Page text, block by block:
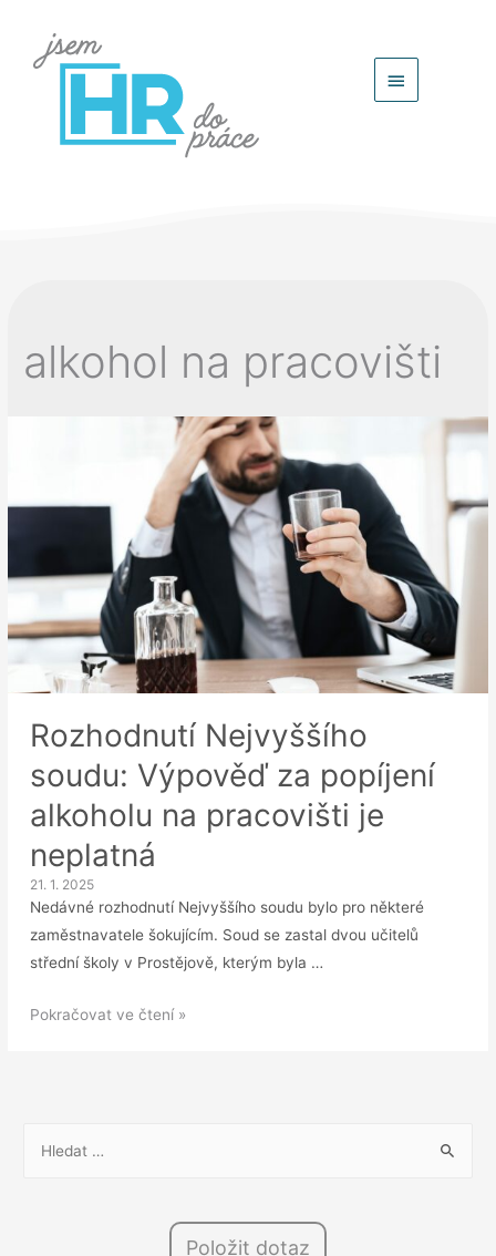
Hlavní
alkohol na pracovišti
Rozhodnutí Nejvyššího
soudu: Výpověď za popíjení
alkoholu na pracovišti je
neplatná
21. 1. 2025
Nedávné rozhodnutí Nejvyššího soudu bylo pro některé
zaměstnavatele šokujícím. Soud se zastal dvou učitelů
střední školy v Prostějově, kterým byla …
Rozhodnutí
popíjení
Pokračovat ve čtení »
Položit dotaz